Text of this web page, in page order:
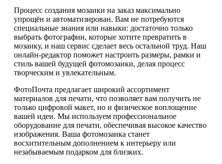
Процесс создания мозаики на заказ максимально
упрощён и автоматизирован. Вам не потребуются
специальные знания или навыки: достаточно только
выбрать фотографии, которые хотите превратить в
мозаику, и наш сервис сделает весь остальной труд. Наш
онлайн-редактор поможет настроить размеры, рамки и
стиль вашей будущей фотомозаики, делая процесс
творческим и увлекательным.
ФотоПочта предлагает широкий ассортимент
материалов для печати, что позволяет вам получить не
только цифровой макет, но и физическое воплощение
вашей идеи. Мы используем профессиональное
оборудование для печати, обеспечивая высокое качество
изображения. Ваша фотомозаика станет
восхитительным дополнением к интерьеру или
незабываемым подарком для близких.